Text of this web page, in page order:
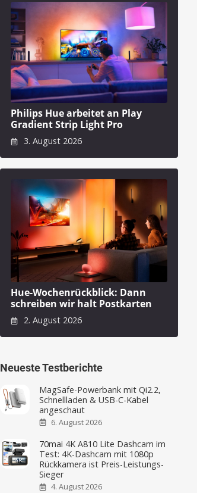
Philips Hue arbeitet an Play
Gradient Strip Light Pro
3. August 2026
Hue-Wochenrückblick: Dann
schreiben wir halt Postkarten
2. August 2026
Neueste Testberichte
MagSafe-Powerbank mit Qi2.2,
Schnellladen & USB-C-Kabel
angeschaut
6. August 2026
70mai 4K A810 Lite Dashcam im
Test: 4K-Dashcam mit 1080p
Rückkamera ist Preis-Leistungs-
Sieger
4. August 2026